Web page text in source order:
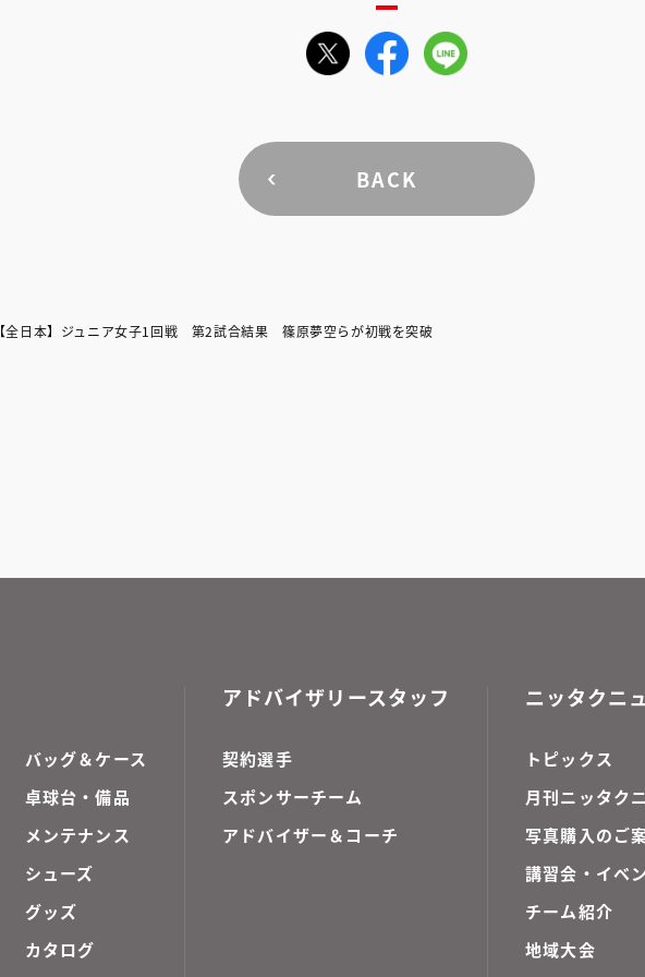
BACK
【全日本】ジュニア女子1回戦 第2試合結果 篠原夢空らが初戦を突破
バッグ＆ケース
卓球台・備品
メンテナンス
シューズ
グッズ
カタログ
アドバイザリースタッフ
契約選手
スポンサーチーム
アドバイザー＆コーチ
ニッタクニ
トピックス
月刊ニッタク
写真購入のご
講習会・イベ
チーム紹介
地域大会